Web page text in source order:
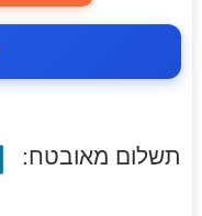
תשלום מאובטח: